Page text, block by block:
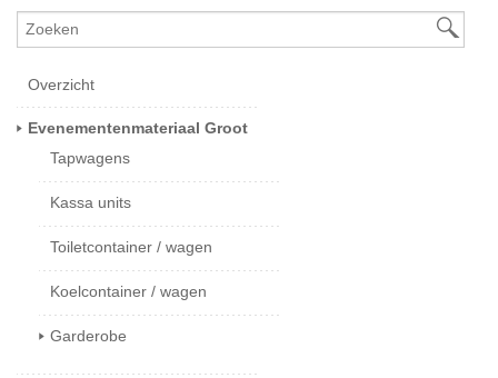
Overzicht
Evenementenmateriaal Groot
Tapwagens
Kassa units
Toiletcontainer / wagen
Koelcontainer / wagen
Garderobe